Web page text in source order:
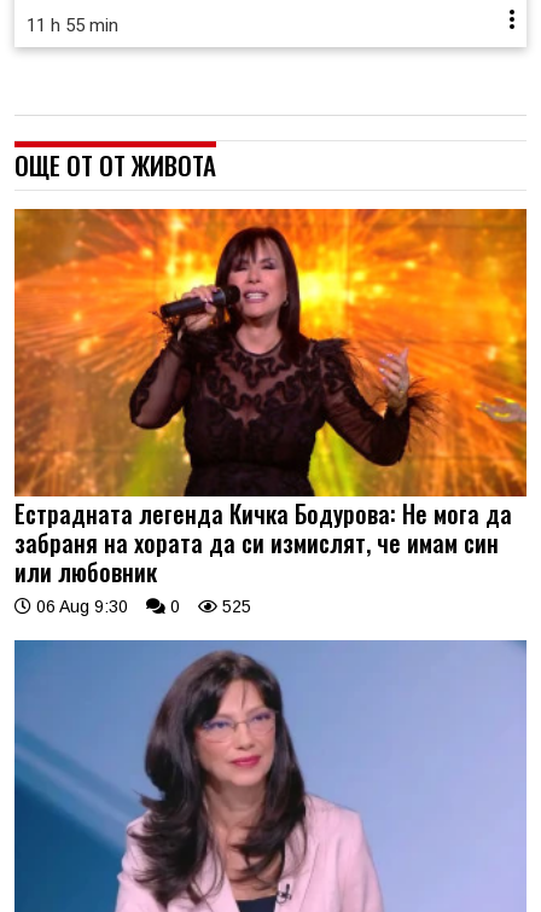
11 h 55 min
ОЩЕ ОТ ОТ ЖИВОТА
Естрадната легенда Кичка Бодурова: Не мога да
забраня на хората да си измислят, че имам син
или любовник
06 Aug 9:30 0 525